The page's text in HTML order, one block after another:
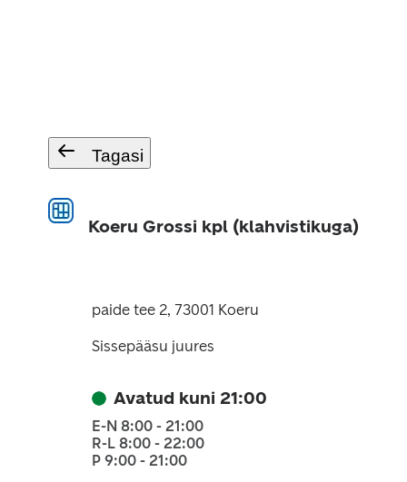
Tagasi
Koeru Grossi kpl (klahvistikuga)
paide tee 2, 73001 Koeru
Sissepääsu juures
Avatud kuni 21:00
E-N 8:00 - 21:00
R-L 8:00 - 22:00
P 9:00 - 21:00